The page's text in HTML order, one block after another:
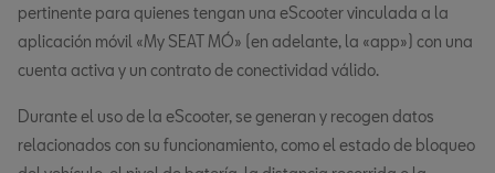
pertinente para quienes tengan una eScooter vinculada a la
aplicación móvil «My SEAT MÓ» (en adelante, la «app») con una
cuenta activa y un contrato de conectividad válido.
Durante el uso de la eScooter, se generan y recogen datos
relacionados con su funcionamiento, como el estado de bloqueo